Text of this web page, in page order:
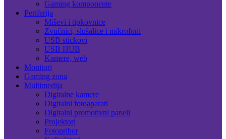
Gaming komponente
Periferija
Miševi i tipkovnice
Zvučnici, slušalice i mikrofoni
USB stickovi
USB HUB
Kamere, web
Monitori
Gaming zona
Multimedija
Digitalne kamere
Digitalni fotoaparati
Digitalni promotivni paneli
Projektori
Fotopribor